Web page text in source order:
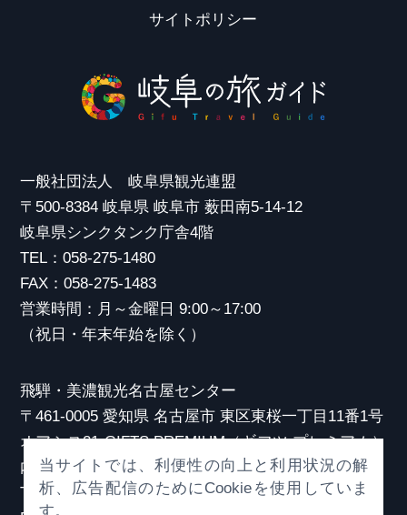
サイトポリシー
一般社団法人 岐阜県観光連盟
〒500-8384 岐阜県 岐阜市 薮田南5-14-12
岐阜県シンクタンク庁舎4階
TEL：058-275-1480
FAX：058-275-1483
営業時間：月～金曜日 9:00～17:00
（祝日・年末年始を除く）
飛騨・美濃観光名古屋センター
〒461-0005 愛知県 名古屋市 東区東桜一丁目11番1号
オアシス21 GIFTS PREMIUM（ギフツ プレミアム）
内
TEL：052-253-6185
当サイトでは、利便性の向上と利用状況の解
析、広告配信のためにCookieを使用していま
す。